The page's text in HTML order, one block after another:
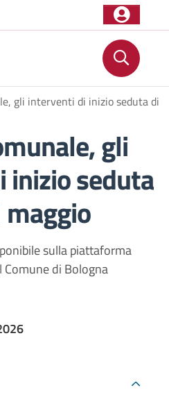
gli interventi di inizio seduta di
gli
seduta
sulla piattaforma
di Bologna